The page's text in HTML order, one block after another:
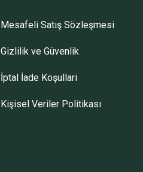
Mesafeli Satış Sözleşmesi
Gizlilik ve Güvenlik
İptal İade Koşullari
Kişisel Veriler Politikası